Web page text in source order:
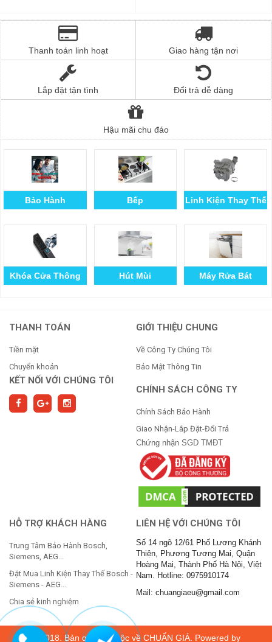
Thanh toán linh hoạt Giao hàng tận nơi
Lắp đặt tận tình Đổi trả dễ dàng
Hậu mãi chu đáo
Bảo Hành Bếp Linh Kiện Thay Thế
Khóa Cửa Thông
Hút Mùi Máy Rửa Bát
THANH TOÁN
Tiền mặt
Chuyển khoản
KẾT NỐI VỚI CHÚNG TÔI
GIỚI THIỆU CHUNG
Về Công Ty Chúng Tôi
Bảo Mật Thông Tin
CHÍNH SÁCH CÔNG TY
Chính Sách Bảo Hành
Giao Nhận-Lắp Đặt-Đổi Trả
Chứng nhận SGD TMĐT
HỖ TRỢ KHÁCH HÀNG
Trung Tâm Bảo Hành Bosch,
Siemens, AEG...
Đặt Mua Linh Kiện Thay Thế Bosch -
Siemens - AEG...
Chia sẻ kinh nghiệm
LIÊN HỆ VỚI CHÚNG TÔI
Số 14 ngõ 12/61 Phố Lương Khánh
Thiện, Phương Tương Mai, Quận
Hoàng Mai, Thành Phố Hà Nội, Việt
Nam. Hotline: 0975910174
Mail: chuangiaeu@gmail.com
© 2018. Bản quyền thuộc vềCHUẨN GIÁ . Powered by